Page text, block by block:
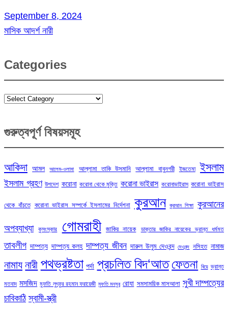
September 8, 2024
মাসিক আদর্শ নারী
Categories
Categories
গুরুত্বপূর্ণ বিষয়সমূহ
আকিদা আমল আলেম-ওলামা আল্লামা তাকি উসমানি আল্লামা বাবুনগরী ইজতেমা ইসলাম
ইসলাম গ্রহণ উপদেশ করোনা করোনা থেকে মুক্তি করোনা ভাইরাস করোনাভাইরাস করোনা ভাইরাস
থেকে বাঁচতে করোনা ভাইরাস সম্পর্কে ইসলামের নির্দেশনা কুরআন কুরআন শিক্ষা কুরআনের
অপব্যাখ্যা কুসংস্কার গোমরাহী জাকির নায়েক ডাক্তার জাকির নায়েকের ভ্রান্ত ধর্মমত
তাবলীগ দাম্পত্য দাম্পত্য কলহ দাম্পত্য জীবন দারুল উলুম দেওবন্দ দেওবন্দ নসিহত নামাজ
নামায নারী পথভ্রষ্টতা পর্দা প্রচলিত বিদ‘আত ফেতনা বিয়ে ভ্রান্ত
মতবাদ মসজিদ মুফতি লুৎফুর রহমান ফরায়েজী মুফতি মনসুর রোযা সমসাময়িক মাসআলা সুখী দাম্পত্যের
চাবিকাঠি স্বামী-স্ত্রী